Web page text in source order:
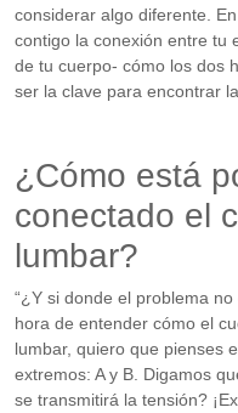
considerar algo diferente.
contigo la conexión entre tu
de tu cuerpo- cómo los dos
ser la clave para encontrar
¿Cómo está
conectado el
lumbar?
“¿Y si donde el problema
hora de entender cómo el
lumbar, quiero que pienses
extremos: A y B. Digamos
se transmitirá la tensión?